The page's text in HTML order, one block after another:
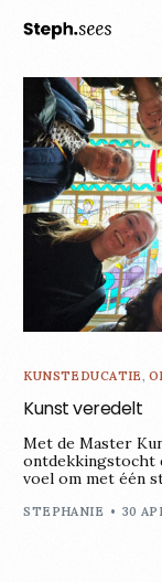
KUNSTEDUCATIE,
Kunst veredelt
Met de Master
ontdekkingstocht
voel om met één
STEPHANIE 30